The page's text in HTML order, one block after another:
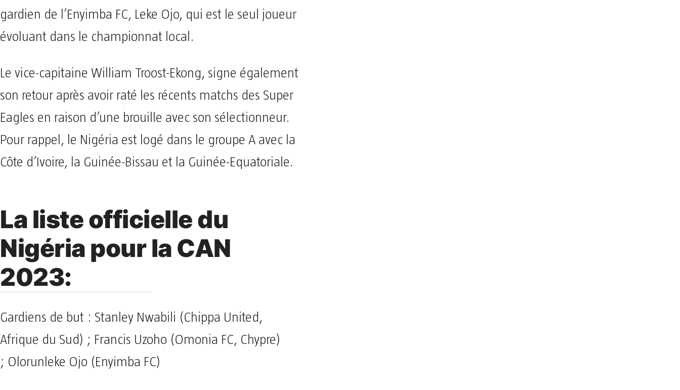
gardien de l’Enyimba FC, Leke Ojo, qui est le seul joueur
évoluant dans le championnat local.
Le vice-capitaine William Troost-Ekong, signe également
son retour après avoir raté les récents matchs des Super
Eagles en raison d’une brouille avec son sélectionneur.
Pour rappel, le Nigéria est logé dans le groupe A avec la
Côte d’Ivoire, la Guinée-Bissau et la Guinée-Equatoriale.
La liste officielle du
Nigéria pour la CAN
2023:
Gardiens de but : Stanley Nwabili (Chippa United,
Afrique du Sud) ; Francis Uzoho (Omonia FC, Chypre)
; Olorunleke Ojo (Enyimba FC)